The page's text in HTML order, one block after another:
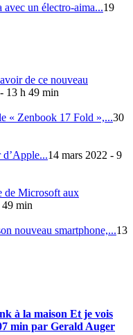
un électro-aima...19
de ce nouveau
13 h 49 min
« Zenbook 17 Fold »,...30
d’Apple...14 mars 2022 - 9
de Microsoft aux
min
nouveau smartphone,...13
à la maison Et je vois
min par Gerald Auger